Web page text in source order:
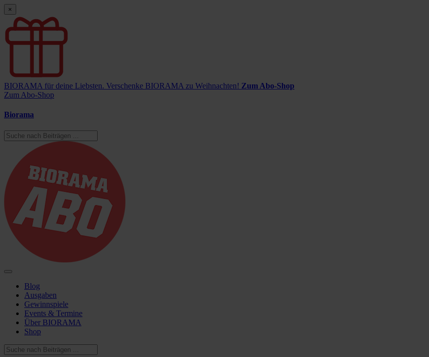
×
BIORAMA für deine Liebsten. Verschenke BIORAMA zu Weihnachten! Zum Abo-Shop
Zum Abo-Shop
Biorama
Blog
Ausgaben
Gewinnspiele
Events & Termine
Über BIORAMA
Shop